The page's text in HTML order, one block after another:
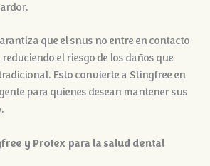
que el snus no entre en contacto
el riesgo de los daños que
Esto convierte a Stingfree en
para quienes desean mantener sus
y Protex para la salud dental